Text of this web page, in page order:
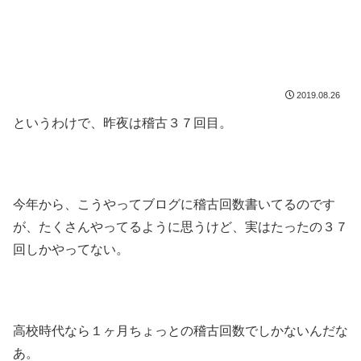
2019.08.26
というわけで、昨夜は稽古３７回目。
今年から、こうやってブログに稽古回数書いてるのです
が、たくさんやってるように思うけど、実はたったの３７
回しかやってない。
高校時代なら１ヶ月ちょっとの稽古回数でしかないんだな
あ。